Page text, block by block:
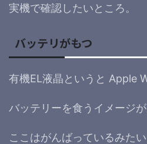
実機で確認したいところ。
バッテリがもつ
有機EL液晶というと Apple
バッテリーを食うイメージが
ここはがんばっているみたい